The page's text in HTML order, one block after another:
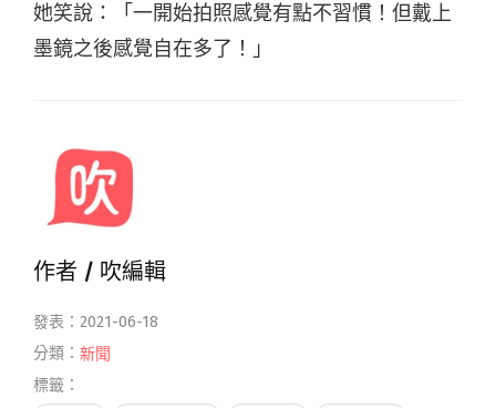
她笑說：「一開始拍照感覺有點不習慣！但戴上
墨鏡之後感覺自在多了！」
作者 / 吹編輯
發表：2021-06-18
分類： 新聞
標籤：